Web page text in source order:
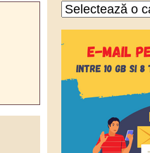
Categorii